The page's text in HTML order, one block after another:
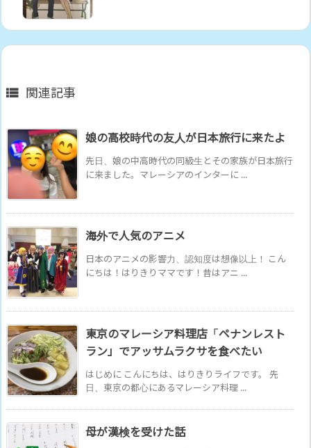
 関連記事
娘の高校時代の友人が日本旅行に来たよ
先日、娘の中高時代の同級生とその家族が日本旅行
に来ました。マレーシアのインターに ...
海外で人気のアニメ
日本のアニメの影響力、認知度は想像以上！ こん
にちは！はりきりママです！昔はアニ ...
東京のマレーシア料理店「ペナンレスト
ラン」でアッサムラクサを食べたい
はじめに こんにちは、はりきりライフです。 先
日、東京の都心にあるマレーシア料理 ...
母が漢検を受けた話